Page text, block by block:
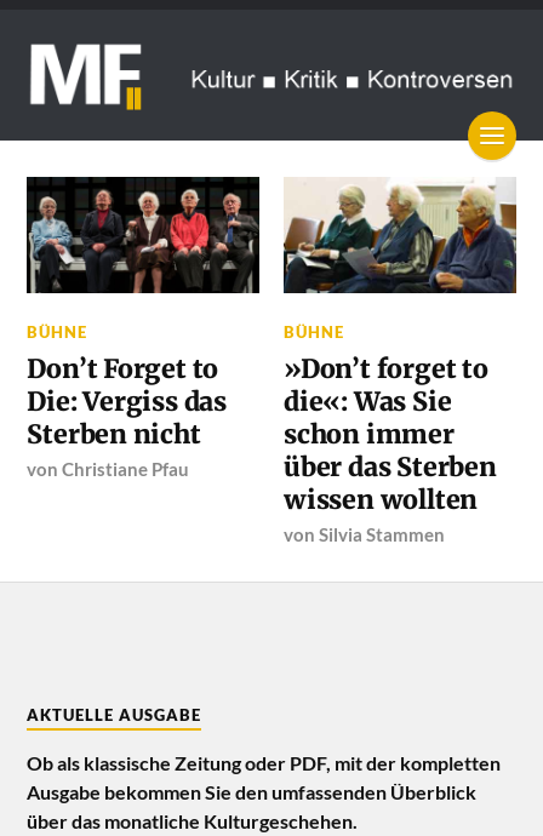
BÜHNE
Don’t Forget to
Die: Vergiss das
Sterben nicht
vonChristiane Pfau
BÜHNE
»Don’t forget to
die«: Was Sie
schon immer
über das Sterben
wissen wollten
vonSilvia Stammen
AKTUELLE AUSGABE
Ob als klassische Zeitung oder PDF, mit der kompletten
Ausgabe bekommen Sie den umfassenden Überblick
über das monatliche Kulturgeschehen.